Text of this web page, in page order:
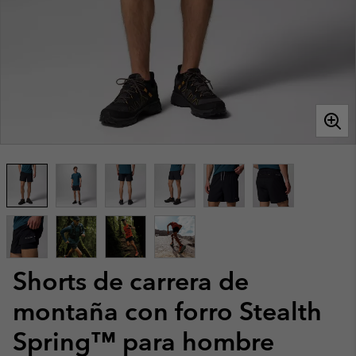
Shorts de carrera de
montaña con forro Stealth
Spring™ para hombre